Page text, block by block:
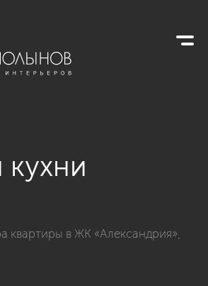
квартиры в ЖК «Александрия»,